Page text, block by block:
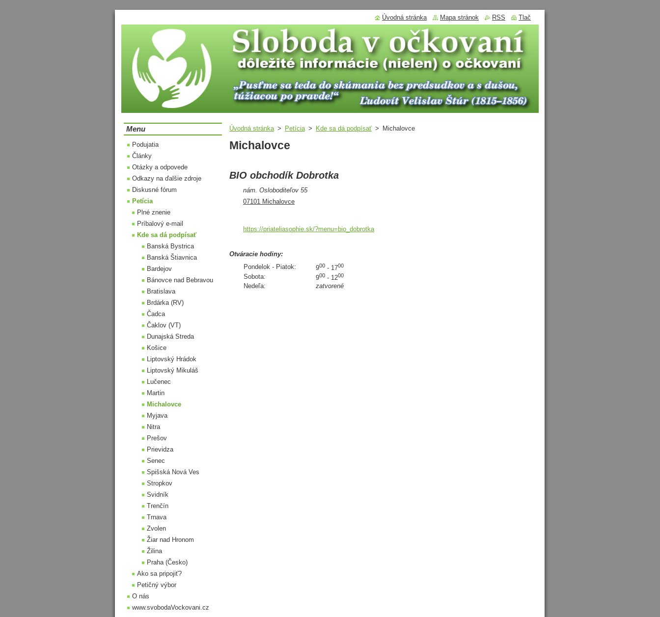
Úvodná stránka > Petícia > Kde sa dá podpísať > Michalovce
Michalovce
BIO obchodík Dobrotka
nám. Osloboditeľov 55
07101 Michalovce
https://priateliasophie.sk/?menu=bio_dobrotka
Otváracie hodiny:
Pondelok - Piatok:
900 - 1700
Sobota: 900 - 1200
Nedeľa: zatvorené
Menu
Podujatia
Články
Otázky a odpovede
Odkazy na ďalšie zdroje
Diskusné fórum
Petícia
Plné znenie
Príbalový e-mail
Kde sa dá podpísať
Banská Bystrica
Banská Štiavnica
Bardejov
Bánovce nad Bebravou
Bratislava
Brdárka (RV)
Čadca
Čaklov (VT)
Dunajská Streda
Košice
Liptovský Hrádok
Liptovský Mikuláš
Lučenec
Martin
Michalovce
Myjava
Nitra
Prešov
Prievidza
Senec
Spišská Nová Ves
Stropkov
Svidník
Trenčín
Trnava
Zvolen
Žiar nad Hronom
Žilina
Praha (Česko)
Ako sa pripojiť?
Petičný výbor
O nás
www.svobodaVockovani.cz
Úvodná stránka Mapa stránok RSS Tlač